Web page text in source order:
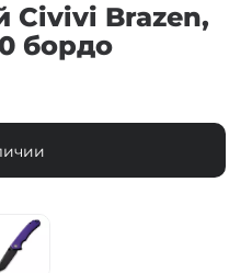
Civivi Brazen,
бордо